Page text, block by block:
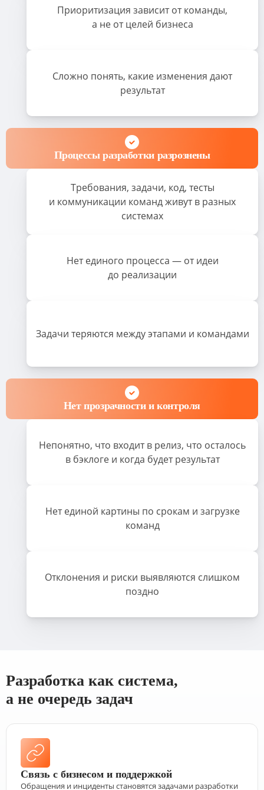
Приоритизация зависит от команды,
а не от целей бизнеса
Сложно понять, какие изменения дают
результат
Процессы разработки разрознены
Требования, задачи, код, тесты
и коммуникации команд живут в разных
системах
Нет единого процесса — от идеи
до реализации
Задачи теряются между этапами и командами
Нет прозрачности и контроля
Непонятно, что входит в релиз, что осталось
в бэклоге и когда будет результат
Нет единой картины по срокам и загрузке
команд
Отклонения и риски выявляются слишком
поздно
Разработка как система,
а не очередь задач
Связь с бизнесом и поддержкой
Обращения и инциденты становятся задачами разработки